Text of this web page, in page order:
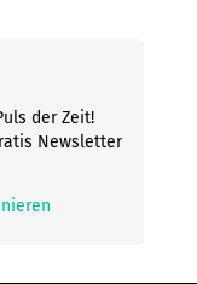
der Zeit!
Newsletter